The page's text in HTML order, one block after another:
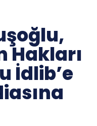
Hakları
İdlib’e